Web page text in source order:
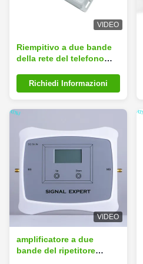
VIDEO
Riempitivo a due bande
della rete del telefono
segnale di 70dB 4G
Richiedi Informazioni
VIDEO
amplificatore a due
bande del ripetitore